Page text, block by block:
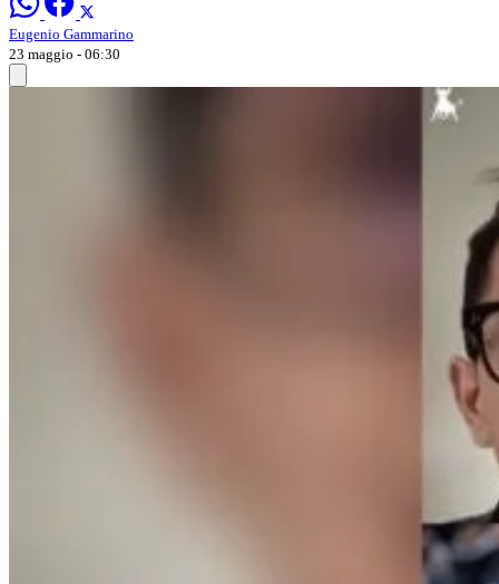
Eugenio Gammarino
23 maggio - 06:30